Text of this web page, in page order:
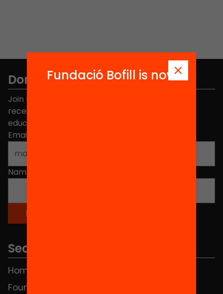
Don't miss anything.
Join the more than 40,000 people who already
receive news about initiatives and projects for
educational change in Catalonia.
Email address
Name
Sections
Home
Foundation
Fundació Bofill is now